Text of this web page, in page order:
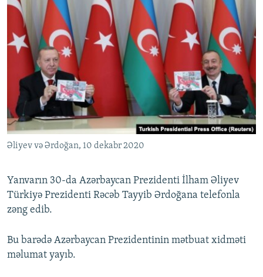
Əliyev və Ərdoğan, 10 dekabr 2020
Yanvarın 30-da Azərbaycan Prezidenti İlham Əliyev
Türkiyə Prezidenti Rəcəb Tayyib Ərdoğana telefonla
zəng edib.
Bu barədə Azərbaycan Prezidentinin mətbuat xidməti
məlumat yayıb.